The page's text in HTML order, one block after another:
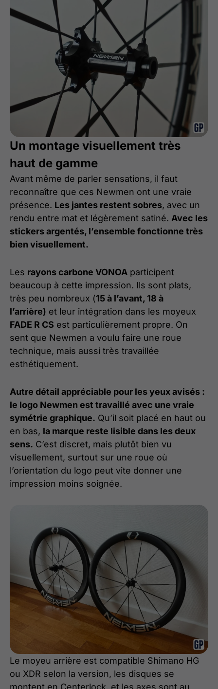
Un montage visuellement très
haut de gamme
Avant même de parler sensations, il faut
reconnaître que ces Newmen ont une vraie
présence. Les jantes restent sobres, avec un
rendu entre mat et légèrement satiné. Avec les
stickers argentés, l’ensemble fonctionne très
bien visuellement.
Les rayons carbone VONOA participent
beaucoup à cette impression. Ils sont plats,
très peu nombreux (15 à l’avant, 18 à
l’arrière) et leur intégration dans les moyeux
FADE R CS est particulièrement propre. On
sent que Newmen a voulu faire une roue
technique, mais aussi très travaillée
esthétiquement.
Autre détail appréciable pour les yeux avisés :
le logo Newmen est travaillé avec une vraie
symétrie graphique. Qu’il soit placé en haut ou
en bas, la marque reste lisible dans les deux
sens. C’est discret, mais plutôt bien vu
visuellement, surtout sur une roue où
l’orientation du logo peut vite donner une
impression moins soignée.
Le moyeu arrière est compatible Shimano HG
ou XDR selon la version, les disques se
montent en Centerlock, et les axes sont au